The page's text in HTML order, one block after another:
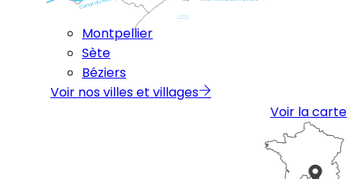
Montpellier
Sète
Béziers
Voir nos villes et villages
Voir la carte